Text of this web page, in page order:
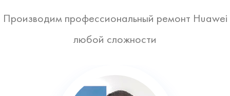
Производим профессиональный ремонт Huawei
любой сложности